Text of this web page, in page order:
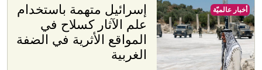
إسرائيل متهمة باستخدام
علم الآثار كسلاح في
المواقع الأثرية في الضفة
الغربية
أخبار عالميّة